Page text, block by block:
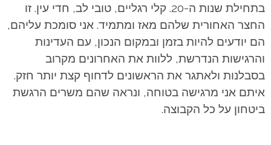
בתחילת שנות ה-20. קלי רגליים, טובי לב, חדי עין. זו
החצר האחורית שלהם מאז ומתמיד. אני סומכת עליהם,
הם יודעים להיות בזמן ובמקום הנכון, עם העדינות
והרגישות הנדרשת, ללוות את האחרונים מקרוב
בסבלנות ולאתגר את הראשונים לדחוף קצת יותר חזק.
איתם אני מרגישה בטוחה, ונראה שהם משרים הרגשת
ביטחון על כל הקבוצה.